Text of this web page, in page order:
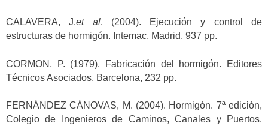
CALAVERA, J.et al. (2004). Ejecución y control de
estructuras de hormigón. Intemac, Madrid, 937 pp.
CORMON, P. (1979). Fabricación del hormigón. Editores
Técnicos Asociados, Barcelona, 232 pp.
FERNÁNDEZ CÁNOVAS, M. (2004). Hormigón. 7ª edición,
Colegio de Ingenieros de Caminos, Canales y Puertos.